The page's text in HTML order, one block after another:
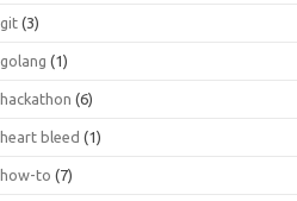
git (3)
golang (1)
hackathon (6)
heart bleed (1)
how-to (7)